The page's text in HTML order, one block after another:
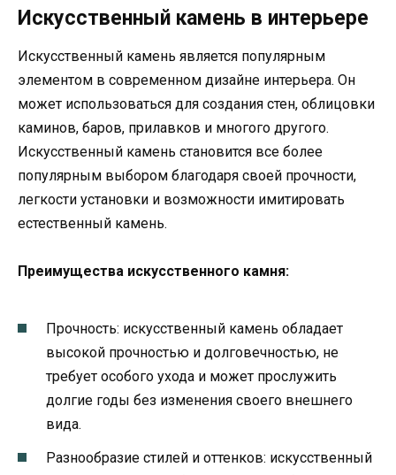
Искусственный камень в интерьере
Искусственный камень является популярным
элементом в современном дизайне интерьера. Он
может использоваться для создания стен, облицовки
каминов, баров, прилавков и многого другого.
Искусственный камень становится все более
популярным выбором благодаря своей прочности,
легкости установки и возможности имитировать
естественный камень.
Преимущества искусственного камня:
Прочность: искусственный камень обладает
высокой прочностью и долговечностью, не
требует особого ухода и может прослужить
долгие годы без изменения своего внешнего
вида.
Разнообразие стилей и оттенков: искусственный